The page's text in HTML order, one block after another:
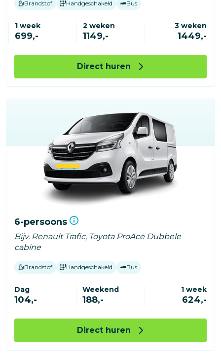
Brandstof Handgeschakeld Bus
1 week
699,-
2 weken
1149,-
3 weken
1449,-
Direct huren
6-persoons
Bijv. Renault Trafic, Toyota ProAce Dubbele
cabine
Brandstof Handgeschakeld Bus
Dag
104,-
Weekend
188,-
1 week
624,-
Direct huren